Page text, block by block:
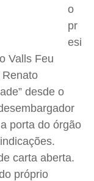
o
pr
esi
Valls Feu
desde o
porta do órgão
carta aberta.
próprio